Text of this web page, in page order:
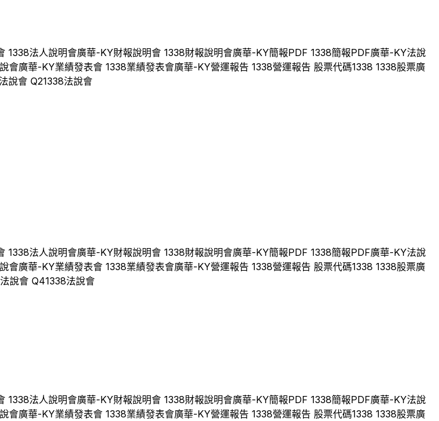
1338法人說明會廣華-KY財報說明會 1338財報說明會廣華-KY簡報PDF 1338簡報PDF廣華-KY法說
會廣華-KY業績發表會 1338業績發表會廣華-KY營運報告 1338營運報告 股票代碼1338 1338股票廣
說會 Q21338法說會
1338法人說明會廣華-KY財報說明會 1338財報說明會廣華-KY簡報PDF 1338簡報PDF廣華-KY法說
會廣華-KY業績發表會 1338業績發表會廣華-KY營運報告 1338營運報告 股票代碼1338 1338股票廣
法說會 Q41338法說會
1338法人說明會廣華-KY財報說明會 1338財報說明會廣華-KY簡報PDF 1338簡報PDF廣華-KY法說
會廣華-KY業績發表會 1338業績發表會廣華-KY營運報告 1338營運報告 股票代碼1338 1338股票廣